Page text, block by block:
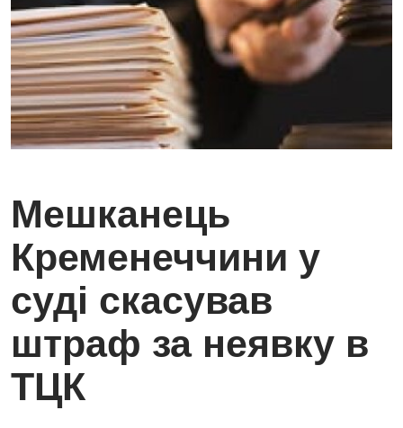
Мешканець
Кременеччини у
суді скасував
штраф за неявку в
ТЦК